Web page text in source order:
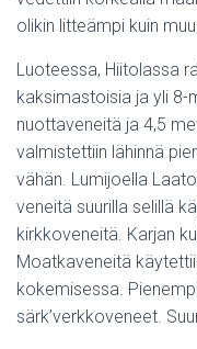
olikin litteämpi kuin
Luoteessa, Hiitolassa
kaksimastoisia ja yli 8-
nuottaveneitä ja 4,5
valmistettiin lähinnä
vähän. Lumijoella
veneitä suurilla selillä
kirkkoveneitä. Karjan
Moatkaveneitä
kokemisessa.
särk’verkkoveneet.